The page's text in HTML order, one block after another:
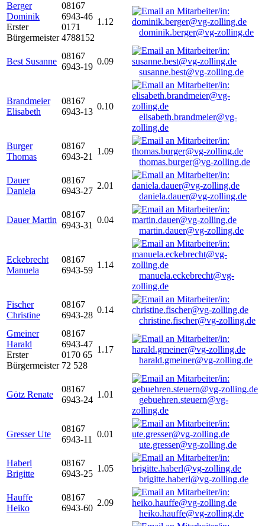
Berger
Dominik
Erster
Bürgermeister
08167
6943-46
0171
4788152
1.12
dominik.berger@vg-zolling.de
Best Susanne
08167
6943-19
0.09
susanne.best@vg-zolling.de
Brandmeier
Elisabeth
08167
6943-13
0.10
elisabeth.brandmeier@vg-
zolling.de
Burger
Thomas
08167
6943-21
1.09
thomas.burger@vg-zolling.de
Dauer
Daniela
08167
6943-27
2.01
daniela.dauer@vg-zolling.de
Dauer Martin
08167
6943-31
0.04
martin.dauer@vg-zolling.de
Eckebrecht
Manuela
08167
6943-59
1.14
manuela.eckebrecht@vg-
zolling.de
Fischer
Christine
08167
6943-28
0.14
christine.fischer@vg-zolling.de
Gmeiner
Harald
Erster
Bürgermeister
08167
6943-47
0170 65
72 528
1.17
harald.gmeiner@vg-zolling.de
Götz Renate
08167
6943-24
1.01
gebuehren.steuern@vg-
zolling.de
Gresser Ute
08167
6943-11
0.01
ute.gresser@vg-zolling.de
Haberl
Brigitte
08167
6943-25
1.05
brigitte.haberl@vg-zolling.de
Hauffe
Heiko
08167
6943-60
2.09
heiko.hauffe@vg-zolling.de